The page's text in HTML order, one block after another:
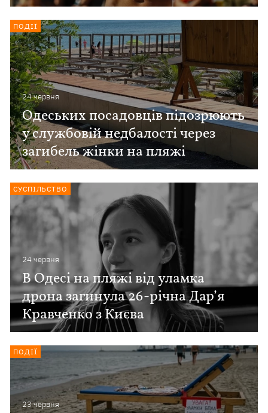
24 червня
Одеських посадовців підозрюють
у службовій недбалості через
загибель жінки на пляжі
ПОДІЇ
24 червня
В Одесі на пляжі від уламка
дрона загинула 26-річна Дар’я
Кравченко з Києва
СУСПІЛЬСТВО
23 червня
ПОДІЇ